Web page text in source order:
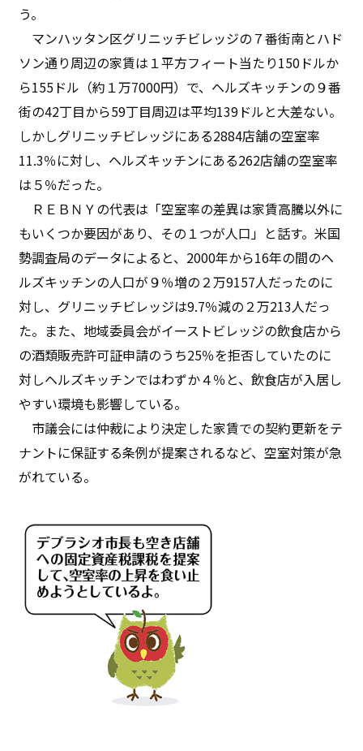
う。
マンハッタン区グリニッチビレッジの７番街南とハド
ソン通り周辺の家賃は１平方フィート当たり150ドルか
ら155ドル（約１万7000円）で、ヘルズキッチンの９番
街の42丁目から59丁目周辺は平均139ドルと大差ない。
しかしグリニッチビレッジにある2884店舗の空室率
11.3％に対し、ヘルズキッチンにある262店舗の空室率
は５％だった。
ＲＥＢＮＹの代表は「空室率の差異は家賃高騰以外に
もいくつか要因があり、その１つが人口」と話す。米国
勢調査局のデータによると、2000年から16年の間のヘ
ルズキッチンの人口が９％増の２万9157人だったのに
対し、グリニッチビレッジは9.7％減の２万213人だっ
た。また、地域委員会がイーストビレッジの飲食店から
の酒類販売許可証申請のうち25％を拒否していたのに
対しヘルズキッチンではわずか４％と、飲食店が入居し
やすい環境も影響している。
市議会には仲裁により決定した家賃での契約更新をテ
ナントに保証する条例が提案されるなど、空室対策が急
がれている。